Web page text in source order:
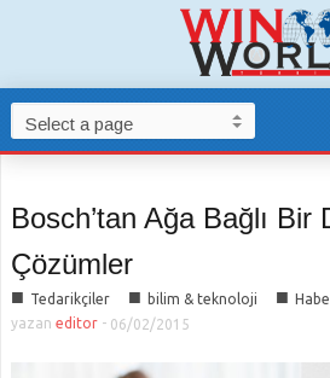
Bosch’tan Ağa Bağlı Bir
Çözümler
■ Tedarikçiler ■ bilim & teknoloji ■
yazan editor - 06/02/2015